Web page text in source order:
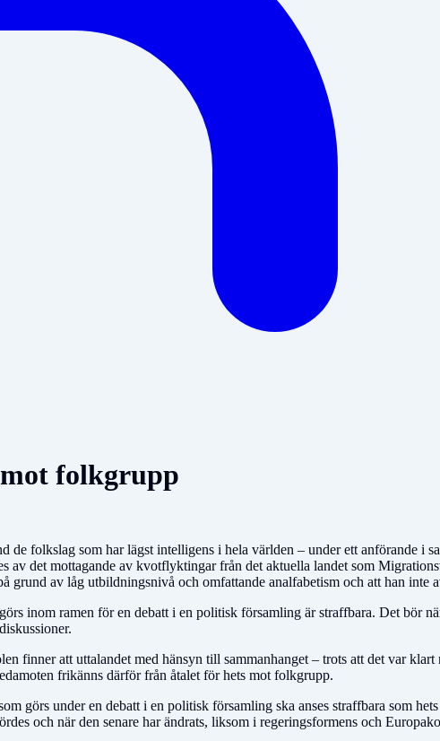
folkgrupp
folkslag som har lägst intelligens i hela världen – under ett anförande i
det mottagande av kvotflyktingar från det aktuella landet som
av låg utbildningsnivå och omfattande analfabetism och att han inte
inom ramen för en debatt i en politisk församling är straffbara. Det bör
finner att uttalandet med hänsyn till sammanhanget – trots att det var
frikänns därför från åtalet för hets mot folkgrupp.
görs under en debatt i en politisk församling ska anses straffbara som
och när den senare har ändrats, liksom i regeringsformens och